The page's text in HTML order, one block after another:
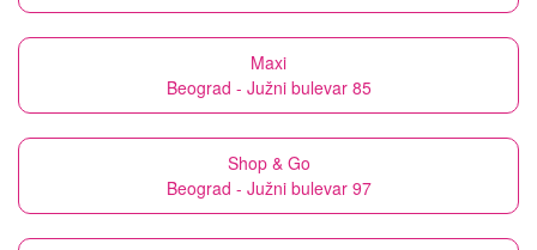
Maxi
Beograd - Južni bulevar 85
Shop & Go
Beograd - Južni bulevar 97